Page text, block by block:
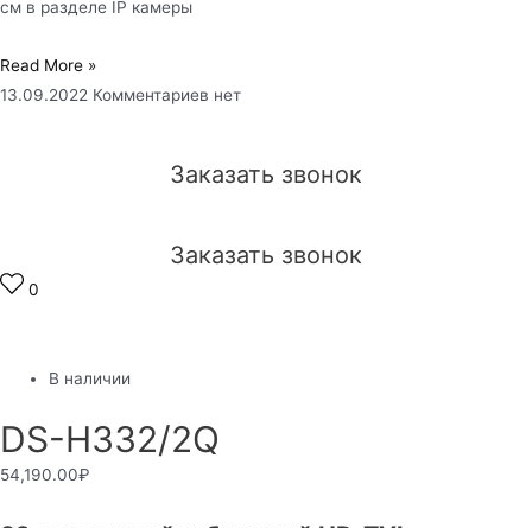
см в разделе IP камеры
Read More »
13.09.2022 Комментариев нет
Заказать звонок
Заказать звонок
0
В наличии
DS-H332/2Q
54,190.00₽